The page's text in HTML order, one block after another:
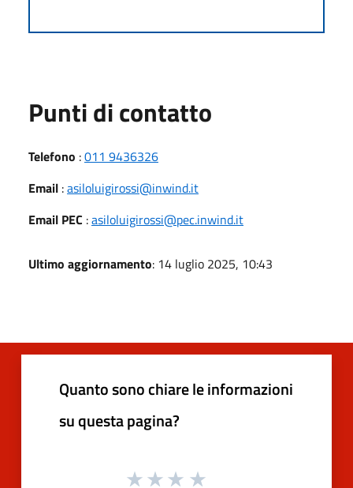
Punti di contatto
Telefono :011 9436326
Email :asiloluigirossi@inwind.it
Email PEC :asiloluigirossi@pec.inwind.it
Ultimo aggiornamento: 14 luglio 2025, 10:43
Quanto sono chiare le informazioni
su questa pagina?